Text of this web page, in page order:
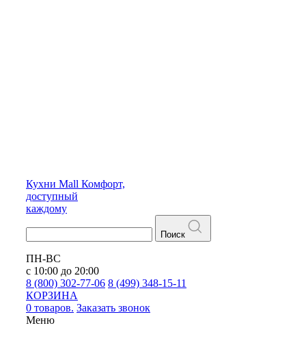
Кухни Mall Комфорт,
доступный
каждому
Поиск
ПН-ВС
с 10:00 до 20:00
8 (800) 302-77-06 8 (499) 348-15-11
КОРЗИНА
0 товаров. Заказать звонок
Меню